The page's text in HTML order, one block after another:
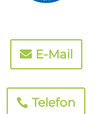
E-Mail
Telefon